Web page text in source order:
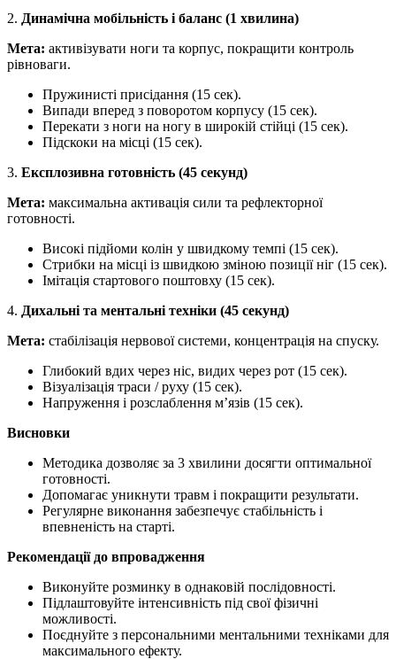
2. Динамічна мобільність і баланс (1 хвилина)
Мета: активізувати ноги та корпус, покращити контроль
рівноваги.
Пружинисті присідання (15 сек).
Випади вперед з поворотом корпусу (15 сек).
Перекати з ноги на ногу в широкій стійці (15 сек).
Підскоки на місці (15 сек).
3. Експлозивна готовність (45 секунд)
Мета: максимальна активація сили та рефлекторної
готовності.
Високі підйоми колін у швидкому темпі (15 сек).
Стрибки на місці із швидкою зміною позиції ніг (15 сек).
Імітація стартового поштовху (15 сек).
4. Дихальні та ментальні техніки (45 секунд)
Мета: стабілізація нервової системи, концентрація на спуску.
Глибокий вдих через ніс, видих через рот (15 сек).
Візуалізація траси / руху (15 сек).
Напруження і розслаблення м’язів (15 сек).
Висновки
Методика дозволяє за 3 хвилини досягти оптимальної
готовності.
Допомагає уникнути травм і покращити результати.
Регулярне виконання забезпечує стабільність і
впевненість на старті.
Рекомендації до впровадження
Виконуйте розминку в однаковій послідовності.
Підлаштовуйте інтенсивність під свої фізичні
можливості.
Поєднуйте з персональними ментальними техніками для
максимального ефекту.